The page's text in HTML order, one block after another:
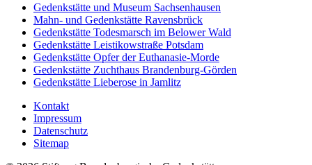
Gedenkstätte und Museum Sachsenhausen
Mahn- und Gedenkstätte Ravensbrück
Gedenkstätte Todesmarsch im Belower Wald
Gedenkstätte Leistikowstraße Potsdam
Gedenkstätte Opfer der Euthanasie-Morde
Gedenkstätte Zuchthaus Brandenburg-Görden
Gedenkstätte Lieberose in Jamlitz
Kontakt
Impressum
Datenschutz
Sitemap